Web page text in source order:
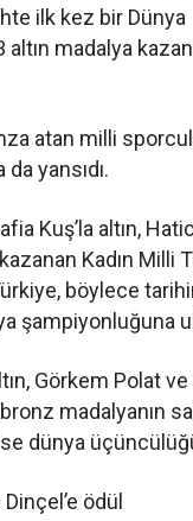
ilk kez bir Dünya
altın madalya
atan milli
da yansıdı.
Kuş’la altın,
Kadın Milli
böylece
şampiyonluğuna
Görkem Polat
madalyanın
ise dünya
ödül